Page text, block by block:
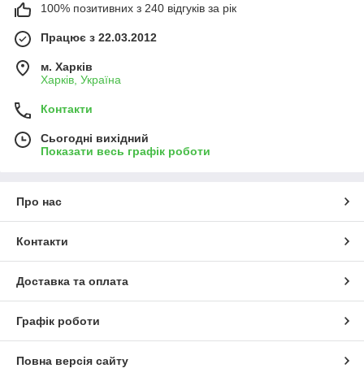
100% позитивних з 240 відгуків за рік
Працює з 22.03.2012
м. Харків
Харків, Україна
Контакти
Сьогодні вихідний
Показати весь графік роботи
Про нас
Контакти
Доставка та оплата
Графік роботи
Повна версія сайту